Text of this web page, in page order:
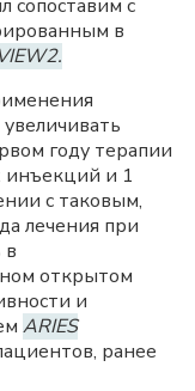
сопоставим с
в
году терапии
инъекций и 1
с таковым,
лечения при
открытом
и
ARIES
ранее